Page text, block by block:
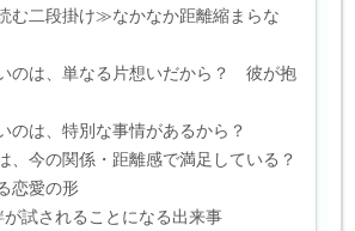
む二段掛け≫なかなか距離縮まらな
のは、単なる片想いだから？ 彼が抱
のは、特別な事情があるから？
、今の関係・距離感で満足している？
恋愛の形
試されることになる出来事